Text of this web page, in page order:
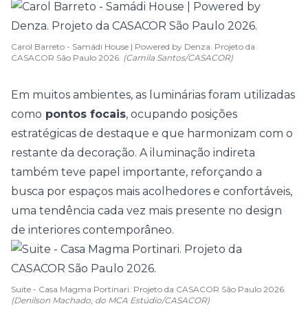
Carol Barreto - Samádi House | Powered by Denza. Projeto da
CASACOR São Paulo 2026. (Camila Santos/CASACOR)
Em muitos ambientes, as luminárias foram utilizadas
como pontos focais, ocupando posições
estratégicas de destaque e que harmonizam com o
restante da decoração. Ailuminação indireta
também teve papel importante, reforçando a
busca por espaços mais acolhedores e confortáveis,
uma tendência cada vez mais presente no design
de interiores contemporâneo.
Suite - Casa Magma Portinari. Projeto da CASACOR São Paulo 2026.
(Denilson Machado, do MCA Estúdio/CASACOR)